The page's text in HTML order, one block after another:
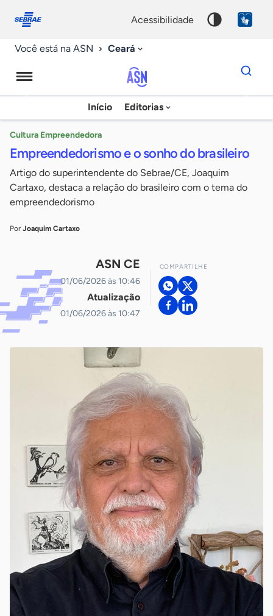
conosco
acessibilidade
Você está na ASN Ceará
Agência
Sebrae
Notícias
Início Editorias
Dados
para
chave
Cultura Empreendedora
Empreendedorismo e o sonho do brasileiro
Artigo do superintendente do Sebrae/CE, Joaquim
Cartaxo, destaca a relação do brasileiro com o tema do
empreendedorismo
Por Joaquim Cartaxo
ASN CE
01/06/2026 às 10:46
Atualização
01/06/2026 às 10:47
COMPARTILHE